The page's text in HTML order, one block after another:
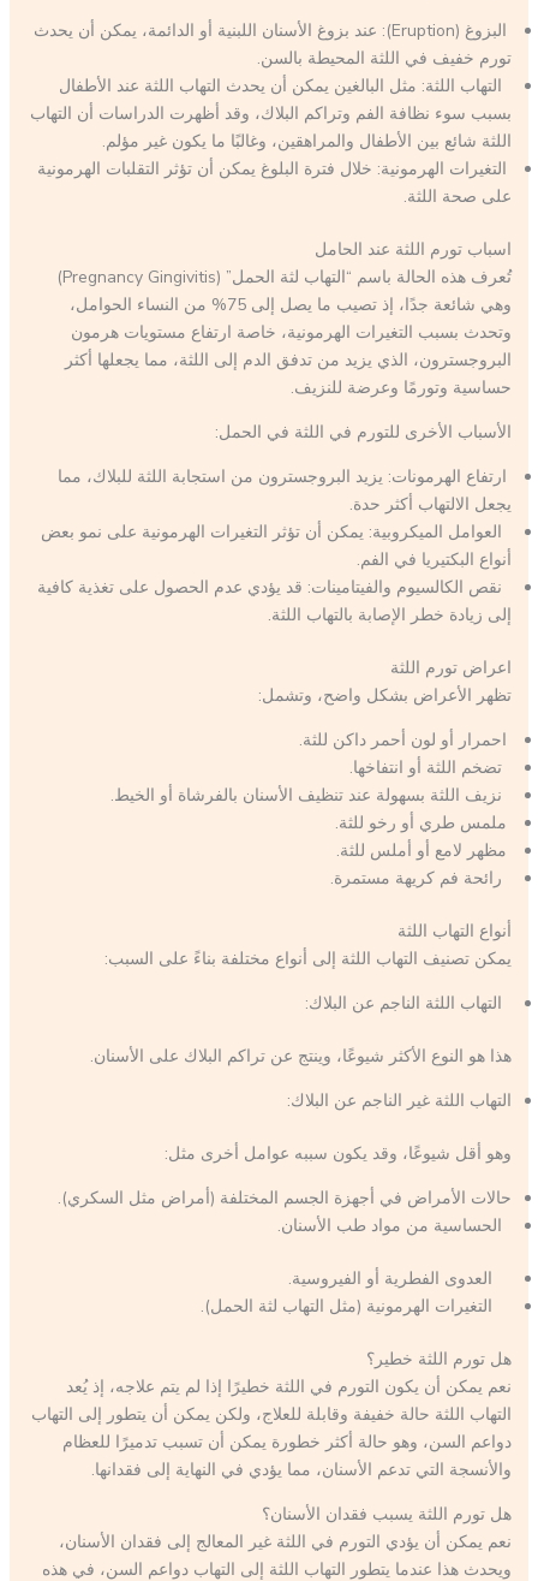
البزوغ (Eruption): عند بزوغ الأسنان اللبنية أو الدائمة، يمكن أن يحدث
تورم خفيف في اللثة المحيطة بالسن.
التهاب اللثة: مثل البالغين يمكن أن يحدث التهاب اللثة عند الأطفال
بسبب سوء نظافة الفم وتراكم البلاك، وقد أظهرت الدراسات أن التهاب
اللثة شائع بين الأطفال والمراهقين، وغالبًا ما يكون غير مؤلم.
التغيرات الهرمونية: خلال فترة البلوغ يمكن أن تؤثر التقلبات الهرمونية
على صحة اللثة.
اسباب تورم اللثة عند الحامل
تُعرف هذه الحالة باسم “التهاب لثة الحمل” (Pregnancy Gingivitis)
وهي شائعة جدًا، إذ تصيب ما يصل إلى 75% من النساء الحوامل،
وتحدث بسبب التغيرات الهرمونية، خاصة ارتفاع مستويات هرمون
البروجسترون، الذي يزيد من تدفق الدم إلى اللثة، مما يجعلها أكثر
حساسية وتورمًا وعرضة للنزيف.
الأسباب الأخرى للتورم في اللثة في الحمل:
ارتفاع الهرمونات: يزيد البروجسترون من استجابة اللثة للبلاك، مما
يجعل الالتهاب أكثر حدة.
العوامل الميكروبية: يمكن أن تؤثر التغيرات الهرمونية على نمو بعض
أنواع البكتيريا في الفم.
نقص الكالسيوم والفيتامينات: قد يؤدي عدم الحصول على تغذية كافية
إلى زيادة خطر الإصابة بالتهاب اللثة.
اعراض تورم اللثة
تظهر الأعراض بشكل واضح، وتشمل:
احمرار أو لون أحمر داكن للثة.
تضخم اللثة أو انتفاخها.
نزيف اللثة بسهولة عند تنظيف الأسنان بالفرشاة أو الخيط.
ملمس طري أو رخو للثة.
مظهر لامع أو أملس للثة.
رائحة فم كريهة مستمرة.
أنواع التهاب اللثة
يمكن تصنيف التهاب اللثة إلى أنواع مختلفة بناءً على السبب:
التهاب اللثة الناجم عن البلاك:
هذا هو النوع الأكثر شيوعًا، وينتج عن تراكم البلاك على الأسنان.
التهاب اللثة غير الناجم عن البلاك:
وهو أقل شيوعًا، وقد يكون سببه عوامل أخرى مثل:
حالات الأمراض في أجهزة الجسم المختلفة (أمراض مثل السكري).
الحساسية من مواد طب الأسنان.
العدوى الفطرية أو الفيروسية.
التغيرات الهرمونية (مثل التهاب لثة الحمل).
هل تورم اللثة خطير؟
نعم يمكن أن يكون التورم في اللثة خطيرًا إذا لم يتم علاجه، إذ يُعد
التهاب اللثة حالة خفيفة وقابلة للعلاج، ولكن يمكن أن يتطور إلى التهاب
دواعم السن، وهو حالة أكثر خطورة يمكن أن تسبب تدميرًا للعظام
والأنسجة التي تدعم الأسنان، مما يؤدي في النهاية إلى فقدانها.
هل تورم اللثة يسبب فقدان الأسنان؟
نعم يمكن أن يؤدي التورم في اللثة غير المعالج إلى فقدان الأسنان،
ويحدث هذا عندما يتطور التهاب اللثة إلى التهاب دواعم السن، في هذه